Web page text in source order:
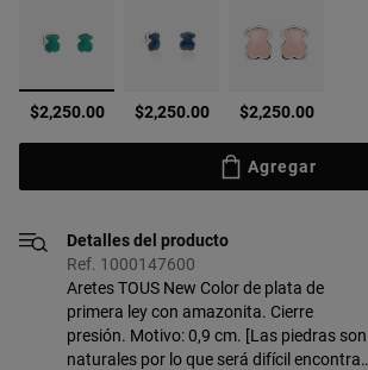
seleccionado
$2,250.00 $2,250.00 $2,250.00
Agregar
Detalles del producto
Ref. 1000147600
Aretes TOUS New Color de plata de
primera ley con amazonita. Cierre
presión. Motivo: 0,9 cm. [Las piedras son
naturales por lo que será difícil encontrar